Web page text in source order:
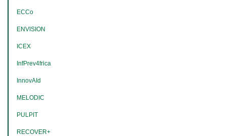
ECCo
ENVISION
ICEX
InfPrev4frica
InnovAId
MELODIC
PULPIT
RECOVER+